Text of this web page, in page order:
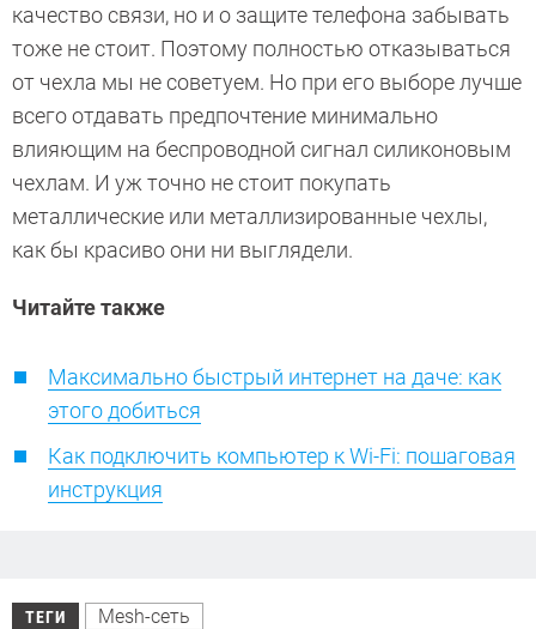
качество связи, но и о защите телефона забывать
тоже не стоит. Поэтому полностью отказываться
от чехла мы не советуем. Но при его выборе лучше
всего отдавать предпочтение минимально
влияющим на беспроводной сигнал силиконовым
чехлам. И уж точно не стоит покупать
металлические или металлизированные чехлы,
как бы красиво они ни выглядели.
Читайте также
Максимально быстрый интернет на даче: как
этого добиться
Как подключить компьютер к Wi-Fi: пошаговая
инструкция
ТЕГИ Mesh-сеть